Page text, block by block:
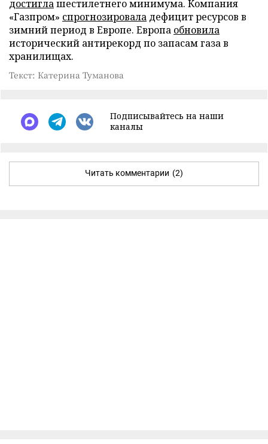
достиглашестилетнего минимума. Компания
«Газпром» спрогнозировала дефицит ресурсов в
зимний период в Европе. Европа обновила
исторический антирекорд по запасам газа в
хранилищах.
Текст: Катерина Туманова
Подписывайтесь на наши
каналы
Читать комментарии (2)